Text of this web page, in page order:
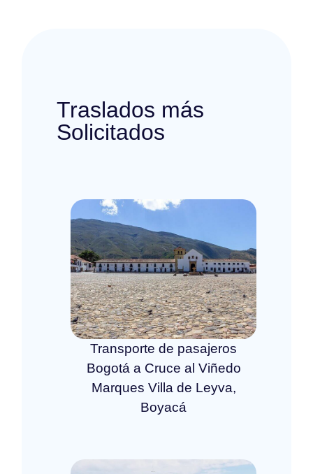
Traslados más
Solicitados
Transporte de pasajeros
Bogotá a Cruce al Viñedo
Marques Villa de Leyva,
Boyacá